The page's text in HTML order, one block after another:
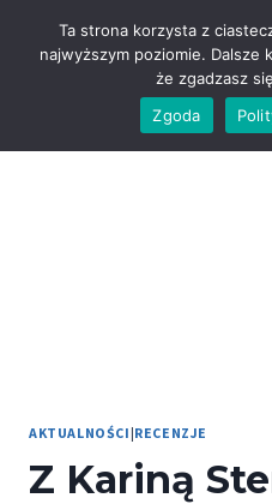
AKTUALNOŚCI |RECENZJE
Z Kariną
Ta strona korzysta z
najwyższym poziomie. Dalsze
że zgadzasz
Zgoda